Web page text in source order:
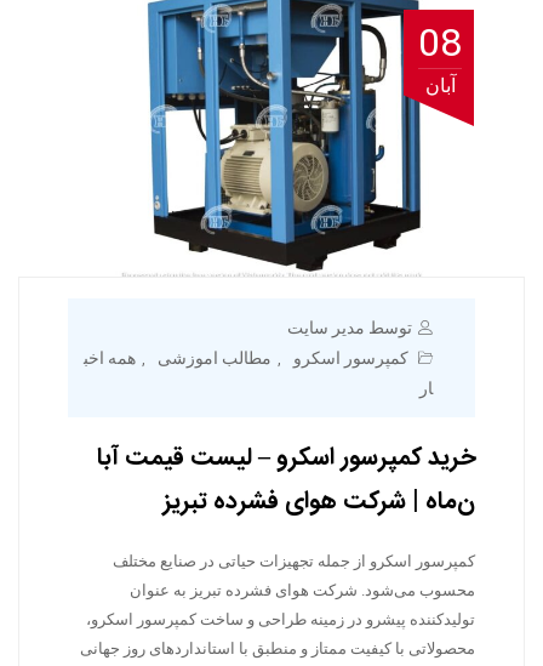
08
آبان
توسط مدیر سایت
کمپرسور اسکرو
مطالب اموزشی
همه اخب
ار
خرید کمپرسور اسکرو – لیست قیمت آبا
ن‌ماه | شرکت هوای فشرده تبریز
کمپرسور اسکرو از جمله تجهیزات حیاتی در صنایع مختلف
محسوب می‌شود. شرکت هوای فشرده تبریز به عنوان
تولیدکننده پیشرو در زمینه طراحی و ساخت کمپرسور اسکرو،
محصولاتی با کیفیت ممتاز و منطبق با استانداردهای روز جهانی